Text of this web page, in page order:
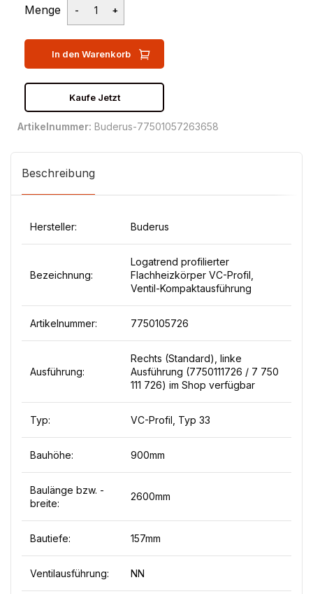
Menge
In den Warenkorb
Kaufe Jetzt
Artikelnummer: Buderus-77501057263658
Beschreibung
Hersteller: Buderus
Bezeichnung:
Logatrend profilierter
Flachheizkörper VC-Profil,
Ventil-Kompaktausführung
Artikelnummer: 7750105726
Ausführung:
Rechts (Standard), linke
Ausführung (7750111726 / 7 750
111 726) im Shop verfügbar
Typ: VC-Profil, Typ 33
Bauhöhe: 900mm
Baulänge bzw. -
breite:
2600mm
Bautiefe: 157mm
Ventilausführung: NN